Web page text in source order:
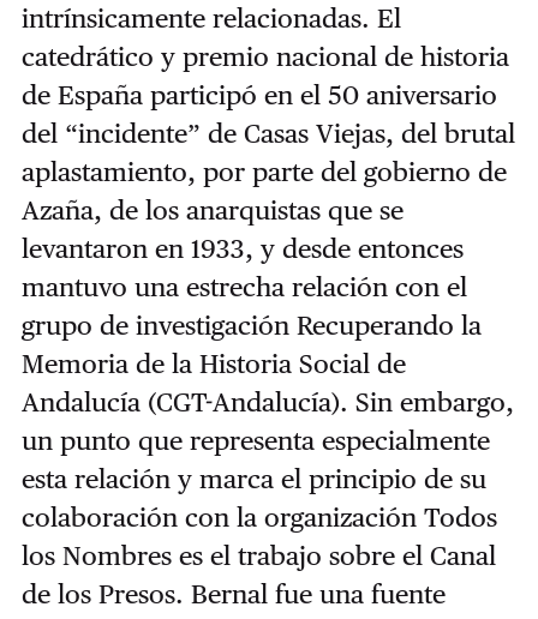
intrínsicamente relacionadas. El
catedrático y premio nacional de historia
de España participó en el 50 aniversario
del “incidente” de Casas Viejas, del brutal
aplastamiento, por parte del gobierno de
Azaña, de los anarquistas que se
levantaron en 1933, y desde entonces
mantuvo una estrecha relación con el
grupo de investigación Recuperando la
Memoria de la Historia Social de
Andalucía (CGT-Andalucía). Sin embargo,
un punto que representa especialmente
esta relación y marca el principio de su
colaboración con la organización Todos
los Nombres es el trabajo sobre el Canal
de los Presos. Bernal fue una fuente